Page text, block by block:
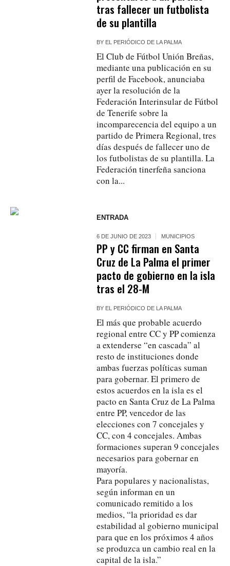
tras fallecer un futbolista
de su plantilla
BY EL PERIÓDICO DE LA PALMA
El Club de Fútbol Unión Breñas,
mediante una publicación en su
perfil de Facebook, anunciaba
ayer la resolución de la
Federación Interinsular de Fútbol
de Tenerife sobre la
incomparecencia del equipo a un
partido de Primera Regional, tres
días después de fallecer uno de
los futbolistas de su plantilla. La
Federación tinerfeña sanciona
con la...
ENTRADA
6 DE JUNIO DE 2023 MUNICIPIOS
PP y CC firman en Santa
Cruz de La Palma el primer
pacto de gobierno en la isla
tras el 28-M
BY EL PERIÓDICO DE LA PALMA
El más que probable acuerdo
regional entre CC y PP comienza
a extenderse “en cascada” al
resto de instituciones donde
ambas fuerzas políticas suman
para gobernar. El primero de
estos acuerdos en la isla es el
pacto en Santa Cruz de La Palma
entre PP, vencedor de las
elecciones con 7 concejales y
CC, con 4 concejales. Ambas
formaciones superan 9 concejales
necesarios para gobernar en
mayoría.
Para populares y nacionalistas,
según informan en un
comunicado remitido a los
medios, “la prioridad es dar
estabilidad al gobierno municipal
para que en los próximos 4 años
se produzca un cambio real en la
capital de la isla.”